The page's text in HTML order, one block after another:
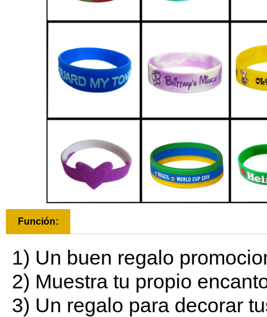
Función:
1) Un buen regalo
2) Muestra tu propio
3) Un regalo para decorar